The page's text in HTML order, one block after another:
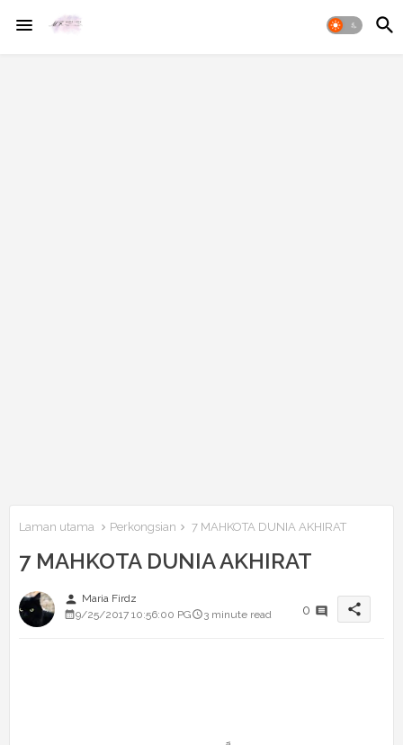
Laman utama Perkongsian 7 MAHKOTA DUNIA AKHIRAT
7 MAHKOTA DUNIA AKHIRAT
person Maria Firdz
9/25/2017 10:56:00 PG
3 minute read 0 share